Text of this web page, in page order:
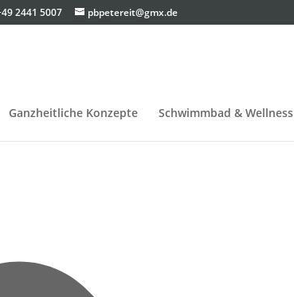
2441 5007 pbpetereit@gmx.de
Ganzheitliche Konzepte Schwimmbad & Wellness